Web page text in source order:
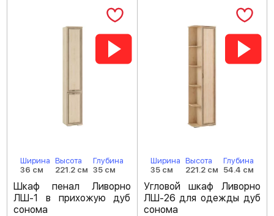
Ширина
36 см
Высота
221.2 см
Глубина
35 см
Шкаф пенал Ливорно
ЛШ-1 в прихожую дуб
сонома
Ширина
35 см
Высота
221.2 см
Глубина
54.4 см
Угловой шкаф Ливорно
ЛШ-26 для одежды дуб
сонома